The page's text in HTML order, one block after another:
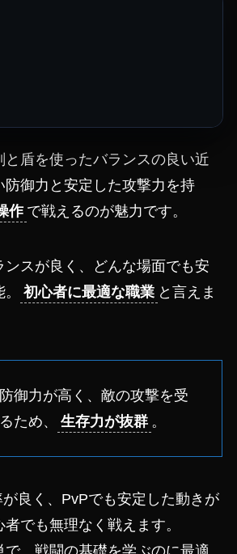
と盾を使ったバランスの良い近
防御力と安定した攻撃力を持
作 で戦えるのが魅力です。
ンスが良く、どんな場面でも安
初心者に最適な職業 と言えま
御力が高く、敵の攻撃を受
ため、
生存力が抜群 。
良く、PvPでも安定した動きが
でも無理なく戦えます。
、戦闘の基礎を学ぶのに最適